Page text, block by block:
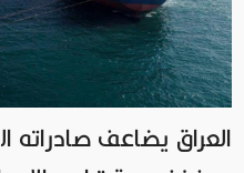
العراق يضاعف صادراته